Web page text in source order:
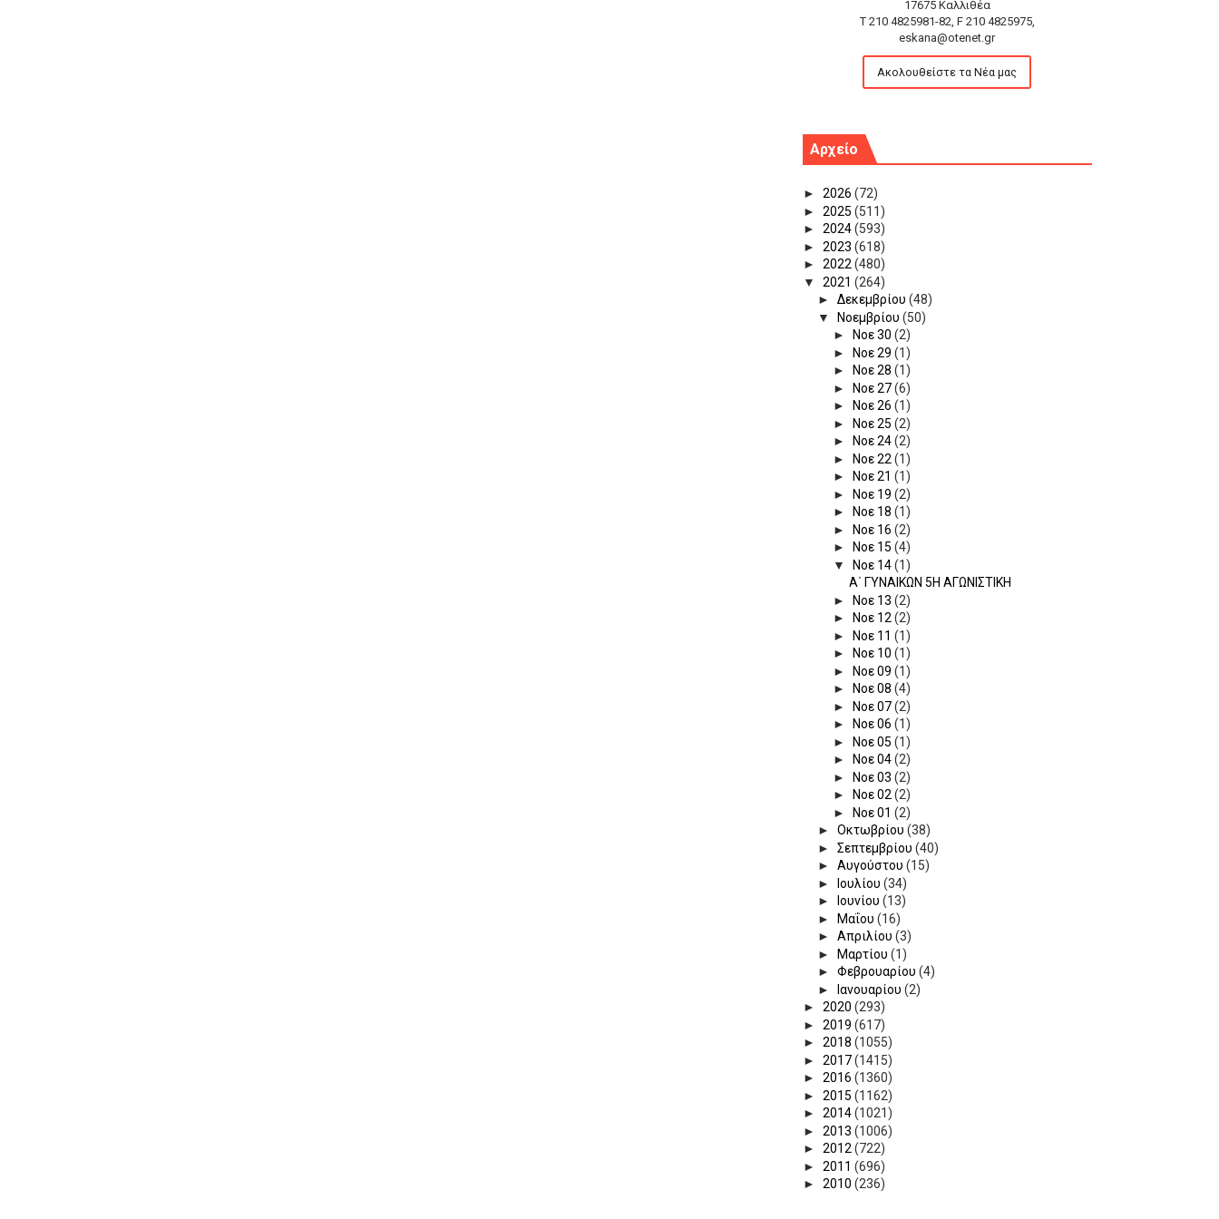
17675 Καλλιθέα
T 210 4825981-82, F 210 4825975,
eskana@otenet.gr
Ακολουθείστε τα Νέα μας
Αρχείο
► 2026 (72)
► 2025 (511)
► 2024(593)
► 2023 (618)
► 2022(480)
▼ 2021 (264)
►Δεκεμβρίου(48)
▼ Νοεμβρίου(50)
►
Νοε 30(2)
►
Νοε 29(1)
►
Νοε 28(1)
►
Νοε 27(6)
►
Νοε 26(1)
►
Νοε 25(2)
►
Νοε 24(2)
►
Νοε 22(1)
►
Νοε 21(1)
►
Νοε 19(2)
►
Νοε 18(1)
►
Νοε 16(2)
►
Νοε 15(4)
▼
Νοε 14(1)
Α΄ ΓΥΝΑΙΚΩΝ 5Η ΑΓΩΝΙΣΤΙΚΗ
►
Νοε 13(2)
►
Νοε 12(2)
►
Νοε 11(1)
►
Νοε 10(1)
►
Νοε 09(1)
►
Νοε 08(4)
►
Νοε 07(2)
►
Νοε 06(1)
►
Νοε 05(1)
►
Νοε 04(2)
►
Νοε 03(2)
►
Νοε 02(2)
►
Νοε 01(2)
►Οκτωβρίου(38)
►Σεπτεμβρίου(40)
►Αυγούστου(15)
►
Ιουλίου(34)
►
Ιουνίου(13)
► Μαΐου(16)
►Απριλίου(3)
► Μαρτίου(1)
►Φεβρουαρίου(4)
►
Ιανουαρίου(2)
► 2020 (293)
► 2019 (617)
► 2018 (1055)
► 2017(1415)
► 2016 (1360)
► 2015 (1162)
► 2014(1021)
► 2013 (1006)
► 2012(722)
► 2011 (696)
► 2010 (236)